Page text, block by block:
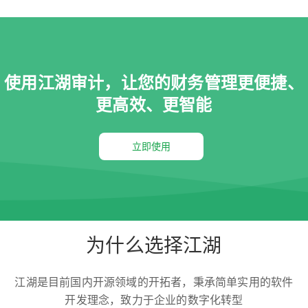
使用江湖审计，让您的财务管理更便捷、
更高效、更智能
立即使用
为什么选择江湖
江湖是目前国内开源领域的开拓者，秉承简单实用的软件
开发理念，致力于企业的数字化转型